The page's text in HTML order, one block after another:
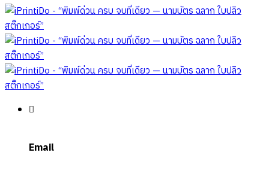
Email